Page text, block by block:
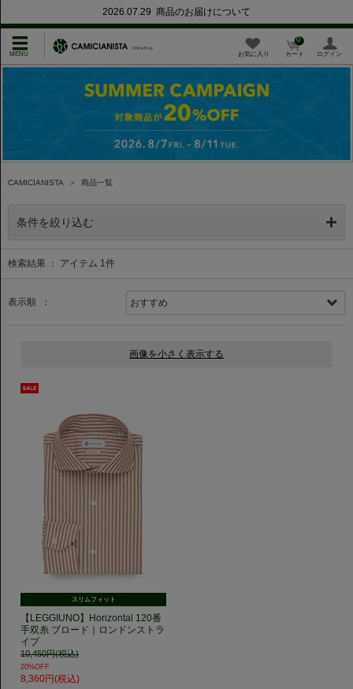
2026.07.29 商品のお届けについて
お気に入り カート
0
ログイン
CAMICIANISTA ＞ 商品一覧
条件を絞り込む
検索結果 ： アイテム 1 件
表示順 ：
スリムフィット
【LEGGIUNO】Horizontal 120番
手双糸 ブロード｜ロンドンストラ
イプ
10,450円(税込)
20%OFF
8,360円(税込)